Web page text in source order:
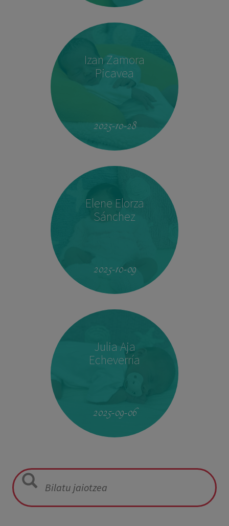
Izan Zamora
Picavea
2025-10-28
Elene Elorza
Sánchez
2025-10-09
Julia Aja
Echeverría
2025-09-06